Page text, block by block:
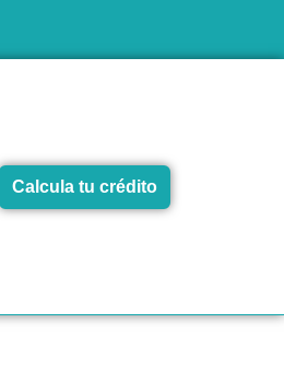
Calcula tu crédito